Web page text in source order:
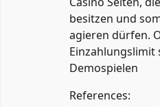
besitzen und
agieren dürfen.
Einzahlungslimit
Demospielen
References: